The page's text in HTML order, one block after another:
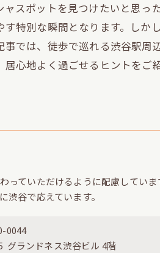
スポットを見つけたいと思っ
特別な瞬間となります。しか
では、徒歩で巡れる渋谷駅周
心地よく過ごせるヒントをご
っていただけるように配慮してい
谷で応えています。
0044
グランドネス渋谷ビル 4階